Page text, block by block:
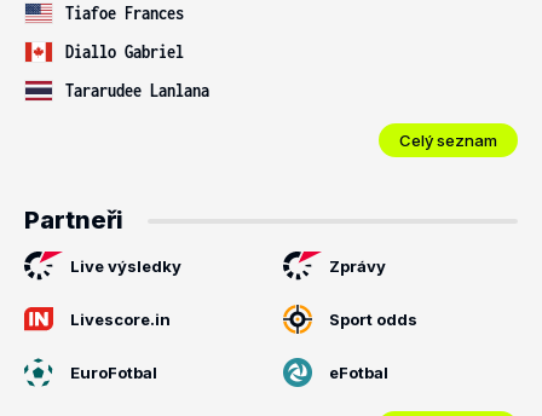
Tiafoe Frances
Diallo Gabriel
Tararudee Lanlana
Celý seznam
Partneři
Live výsledky Zprávy
Livescore.in Sport odds
EuroFotbal eFotbal